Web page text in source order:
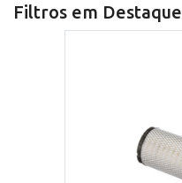
Filtros em Destaque